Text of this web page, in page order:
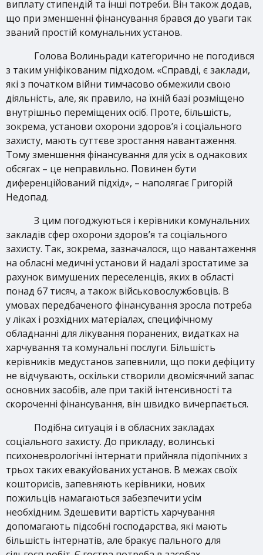
виплату стипендій та інші потреби. Він також додав,
що при зменшенні фінансування брався до уваги так
званий простій комунальних установ.
Голова Волиньради категорично не погодився
з таким уніфікованим підходом. «Справді, є заклади,
які з початком війни тимчасово обмежили свою
діяльність, але, як правило, на їхній базі розміщено
внутрішньо переміщених осіб. Проте, більшість,
зокрема, установи охорони здоров’я і соціального
захисту, мають суттєве зростання навантаження.
Тому зменшення фінансування для усіх в однакових
обсягах – це неправильно. Повинен бути
диференційований підхід», – наполягає Григорій
Недопад.
З цим погоджуються і керівники комунальних
закладів сфер охорони здоров’я та соціального
захисту. Так, зокрема, зазначалося, що навантаження
на обласні медичні установи й надалі зростатиме за
рахунок вимушених переселенців, яких в області
понад 67 тисяч, а також військовослужбовців. В
умовах передбаченого фінансування зросла потреба
у ліках і розхідних матеріалах, специфічному
обладнанні для лікування поранених, видатках на
харчування та комунальні послуги. Більшість
керівників медустанов запевнили, що поки дефіциту
не відчувають, оскільки створили двомісячний запас
основних засобів, але при такій інтенсивності та
скороченні фінансування, він швидко вичерпається.
Подібна ситуація і в обласних закладах
соціального захисту. До прикладу, волинські
психоневрологічні інтернати прийняла підопічних з
трьох таких евакуйованих установ. В межах своїх
кошторисів, запевняють керівники, нових
пожильців намагаються забезпечити усім
необхідним. Здешевити вартість харчування
допомагають підсобні господарства, які мають
більшість інтернатів, але бракує пального для